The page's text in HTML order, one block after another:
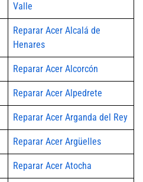
Valle
Reparar Acer Alcalá de
Henares
Reparar Acer Alcorcón
Reparar Acer Alpedrete
Reparar Acer Arganda del Rey
Reparar Acer Argüelles
Reparar Acer Atocha